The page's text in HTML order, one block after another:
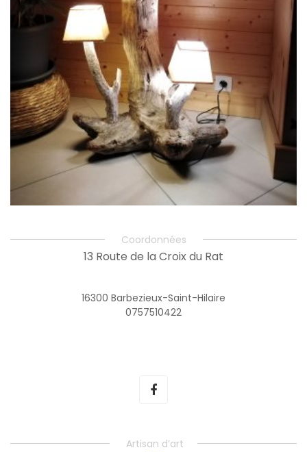
Coordonnées
13 Route de la Croix du Rat
16300 Barbezieux-Saint-Hilaire
0757510422
Artisan d’art